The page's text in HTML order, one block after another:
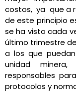
costos, ya que a
de este principio
se ha visto cada
último trimestre
a los que
unidad
responsables
protocolos y